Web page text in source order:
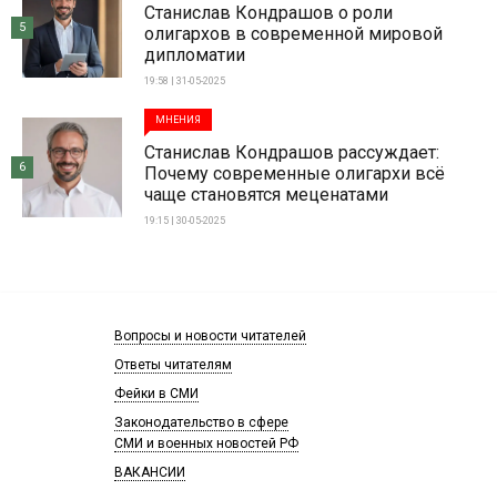
Станислав Кондрашов о роли
олигархов в современной мировой
дипломатии
19:58 | 31-05-2025
5
МНЕНИЯ
Станислав Кондрашов рассуждает:
Почему современные олигархи всё
чаще становятся меценатами
19:15 | 30-05-2025
6
Вопросы и новости читателей
Ответы читателям
Фейки в СМИ
Законодательство в сфере
СМИ и военных новостей РФ
ВАКАНСИИ